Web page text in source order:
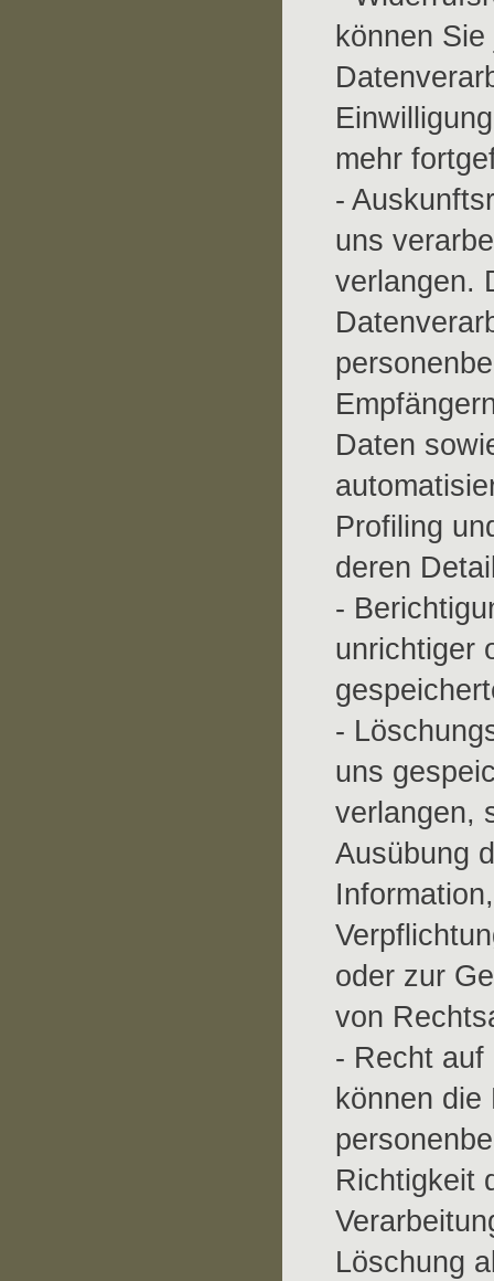
können
mehr
-
uns
verlangen.
Daten
Profiling
deren
-
unrichtiger
-
uns
verlangen,
Ausübung
oder zur
von
- Recht auf
können die
Richtigkeit
Löschung